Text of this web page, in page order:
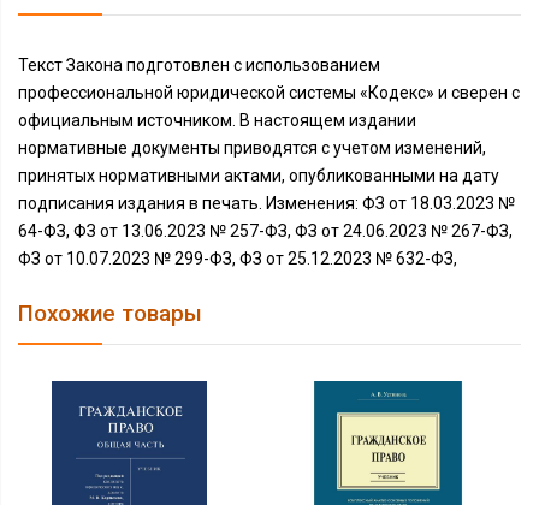
Текст Закона подготовлен с использованием
профессиональной юридической системы «Кодекс» и сверен с
официальным источником. В настоящем издании
нормативные документы приводятся с учетом изменений,
принятых нормативными актами, опубликованными на дату
подписания издания в печать. Изменения: ФЗ от 18.03.2023 №
64-ФЗ, ФЗ от 13.06.2023 № 257-ФЗ, ФЗ от 24.06.2023 № 267-ФЗ,
ФЗ от 10.07.2023 № 299-ФЗ, ФЗ от 25.12.2023 № 632-ФЗ,
Похожие товары